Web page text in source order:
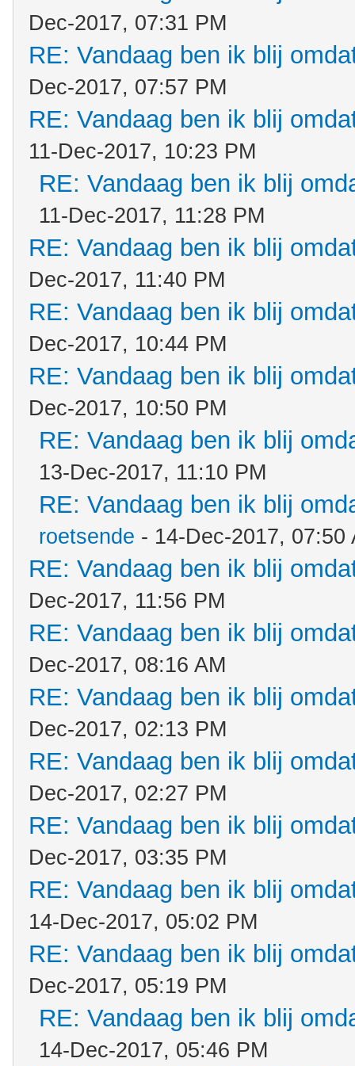
Dec-2017, 07:31 PM
RE: Vandaag ben ik blij
Dec-2017, 07:57 PM
RE: Vandaag ben ik blij
11-Dec-2017, 10:23 PM
RE: Vandaag ben ik blij
11-Dec-2017, 11:28 PM
RE: Vandaag ben ik blij
Dec-2017, 11:40 PM
RE: Vandaag ben ik blij
Dec-2017, 10:44 PM
RE: Vandaag ben ik blij
Dec-2017, 10:50 PM
RE: Vandaag ben ik blij
13-Dec-2017, 11:10 PM
RE: Vandaag ben ik blij
roetsende - 14-Dec-2017, 07:50
RE: Vandaag ben ik blij
Dec-2017, 11:56 PM
RE: Vandaag ben ik blij
Dec-2017, 08:16 AM
RE: Vandaag ben ik blij
Dec-2017, 02:13 PM
RE: Vandaag ben ik blij
Dec-2017, 02:27 PM
RE: Vandaag ben ik blij
Dec-2017, 03:35 PM
RE: Vandaag ben ik blij
14-Dec-2017, 05:02 PM
RE: Vandaag ben ik blij
Dec-2017, 05:19 PM
RE: Vandaag ben ik blij
14-Dec-2017, 05:46 PM